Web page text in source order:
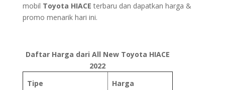
mobil Toyota HIACE terbaru dan dapatkan harga &
promo menarik hari ini.
Daftar Harga dari All New Toyota HIACE
2022
Tipe
Harga